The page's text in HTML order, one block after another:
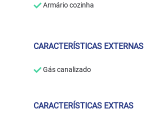
Armário cozinha
CARACTERÍSTICAS EXTERNAS
Gás canalizado
CARACTERÍSTICAS EXTRAS